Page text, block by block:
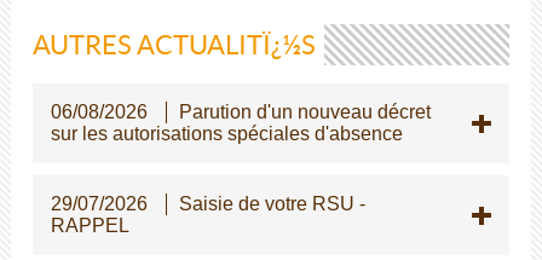
AUTRES ACTUALITÏ¿½S
06/08/2026
Parution d'un nouveau décret
sur les autorisations spéciales d'absence
29/07/2026
Saisie de votre RSU -
RAPPEL